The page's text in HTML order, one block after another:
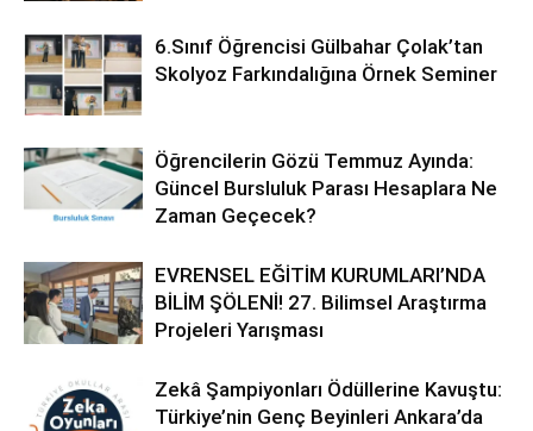
6.Sınıf Öğrencisi Gülbahar Çolak’tan
Skolyoz Farkındalığına Örnek Seminer
Öğrencilerin Gözü Temmuz Ayında:
Güncel Bursluluk Parası Hesaplara Ne
Zaman Geçecek?
EVRENSEL EĞİTİM KURUMLARI’NDA
BİLİM ŞÖLENİ! 27. Bilimsel Araştırma
Projeleri Yarışması
Zekâ Şampiyonları Ödüllerine Kavuştu:
Türkiye’nin Genç Beyinleri Ankara’da